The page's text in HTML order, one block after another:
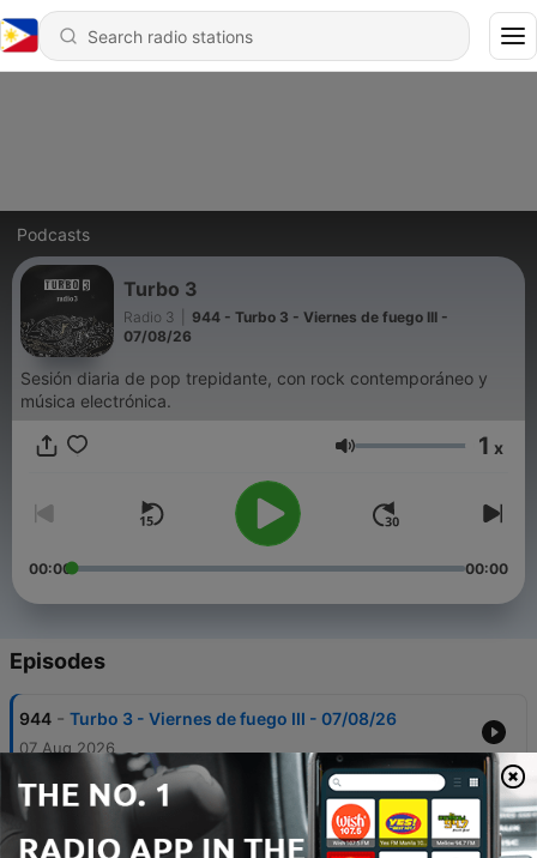
Podcasts
Turbo 3
Radio 3
944 - Turbo 3 - Viernes de fuego III -
07/08/26
Sesión diaria de pop trepidante, con rock contemporáneo y
música electrónica.
Volume 1 x
00:00 00:00
Episodes
944 - Turbo 3 - Viernes de fuego III - 07/08/26
07 Aug 2026
943
Turbo 3 - Punk! Rock! Garage! Hardcore! -
06/08/26
06 Aug 2026